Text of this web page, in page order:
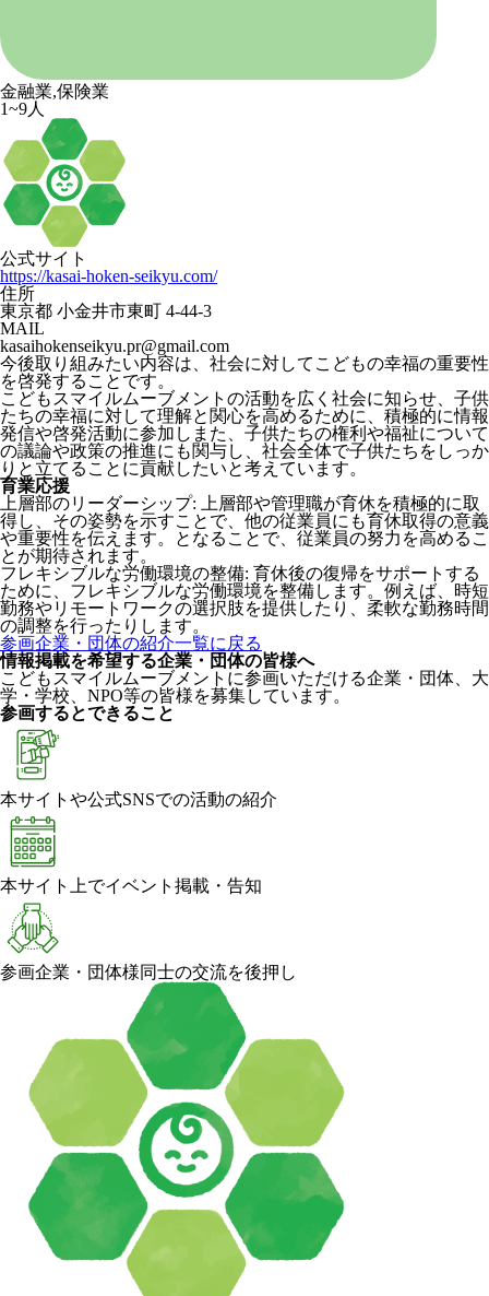
金融業,保険業
1~9人
公式サイト
https://kasai-hoken-seikyu.com/
住所
東京都 小金井市東町 4-44-3
MAIL
kasaihokenseikyu.pr@gmail.com
今後取り組みたい内容は、社会に対してこどもの幸福の重要性
を啓発することです。
こどもスマイルムーブメントの活動を広く社会に知らせ、子供
たちの幸福に対して理解と関心を高めるために、積極的に情報
発信や啓発活動に参加しまた、子供たちの権利や福祉について
の議論や政策の推進にも関与し、社会全体で子供たちをしっか
りと立てることに貢献したいと考えています。
育業応援
上層部のリーダーシップ: 上層部や管理職が育休を積極的に取
得し、その姿勢を示すことで、他の従業員にも育休取得の意義
や重要性を伝えます。となることで、従業員の努力を高めるこ
とが期待されます。
フレキシブルな労働環境の整備: 育休後の復帰をサポートする
ために、フレキシブルな労働環境を整備します。例えば、時短
勤務やリモートワークの選択肢を提供したり、柔軟な勤務時間
の調整を行ったりします。
参画企業・団体の紹介一覧に戻る
情報掲載を希望する企業・団体の皆様へ
こどもスマイルムーブメントに参画いただける企業・団体、大
学・学校、NPO等の皆様を募集しています。
参画するとできること
本サイトや公式SNSでの活動の紹介
本サイト上でイベント掲載・告知
参画企業・団体様同士の交流を後押し